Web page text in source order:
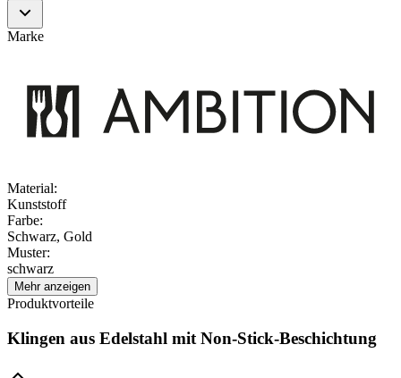
Marke
Material:
Kunststoff
Farbe:
Schwarz, Gold
Muster:
schwarz
Mehr anzeigen
Produktvorteile
Klingen aus Edelstahl mit Non-Stick-Beschichtung